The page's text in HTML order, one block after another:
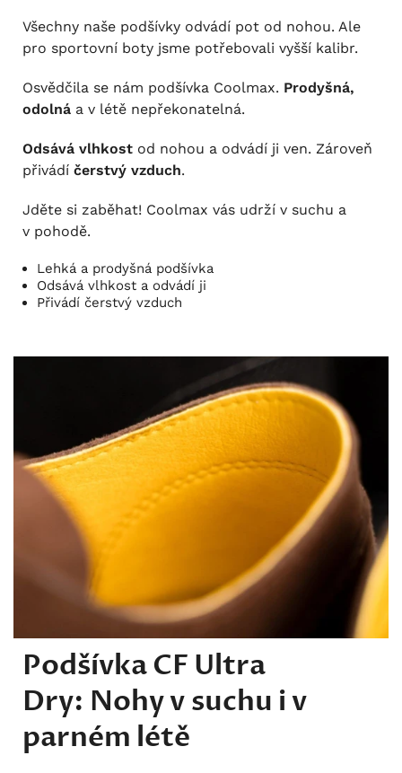
Všechny naše podšívky odvádí pot od nohou. Ale
pro sportovní boty jsme potřebovali vyšší kalibr.
Osvědčila se nám podšívka Coolmax. Prodyšná,
odolná a v létě nepřekonatelná.
Odsává vlhkost od nohou a odvádí ji ven. Zároveň
přivádí čerstvý vzduch.
Jděte si zaběhat! Coolmax vás udrží v suchu a
v pohodě.
Lehká a prodyšná podšívka
Odsává vlhkost a odvádí ji
Přivádí čerstvý vzduch
Podšívka CF Ultra
Dry: Nohy v suchu i v
parném létě